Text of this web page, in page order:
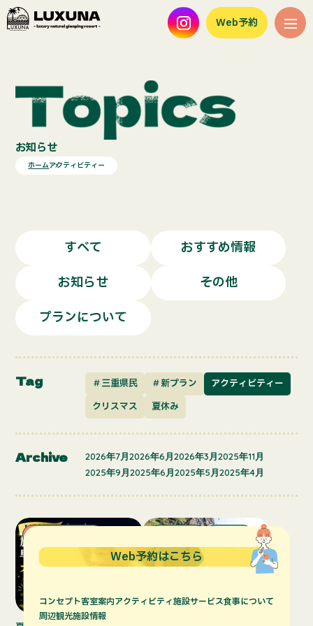
Web予約
お知らせ
ホームアクティビティー
すべて
おすすめ情報
お知らせ
その他
プランについて
Tag ＃三重県民 ＃新プラン
アクティビティー
クリスマス
夏休み
Archive 2026年7月2026年6月2026年3月2025年11月
2025年9月2025年6月2025年5月2025年4月
2026.06.25
7．８．９月にご宿泊のお客様
Web予約はこちら
コンセプト客室案内アクティビティ施設サービス食事について
周辺観光施設情報